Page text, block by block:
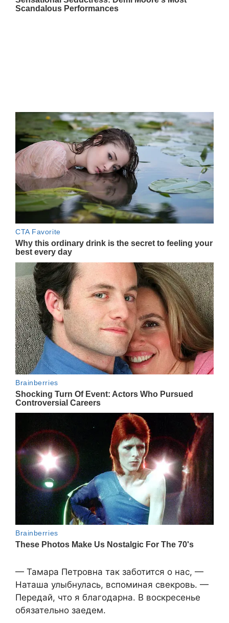
— Тамара Петровна так заботится о нас, —
Наташа улыбнулась, вспоминая свекровь. —
Передай, что я благодарна. В воскресенье
обязательно заедем.